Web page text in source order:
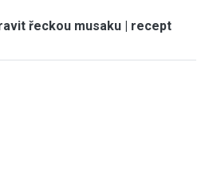
řeckou musaku | recept